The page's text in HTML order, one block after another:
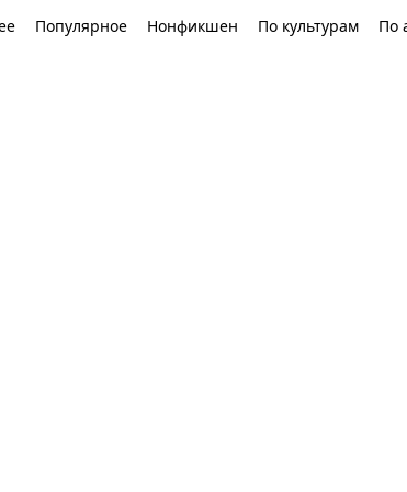
Популярное Нонфикшен По культурам По